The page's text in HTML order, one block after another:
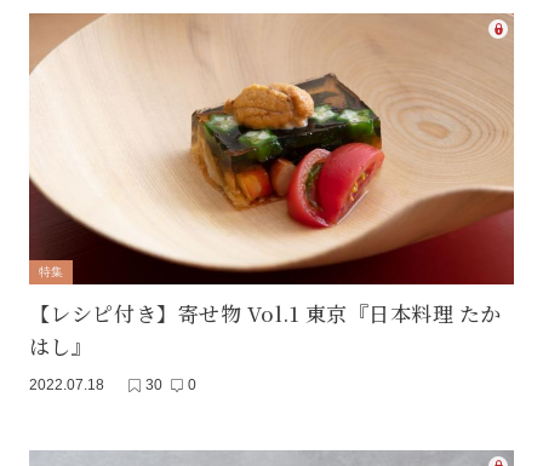
特集
【レシピ付き】寄せ物 Vol.1 東京『日本料理 たか
はし』
2022.07.18 30 0